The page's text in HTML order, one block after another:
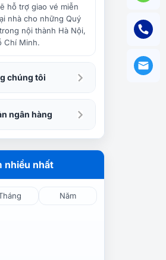
hoa cải trắng
1 Đêm: Hành Trình
Vẻ Đẹp Tây Bắc
lễ hội 2/9 Mộc
Tết Độc Lập của
du lịch Mộc
hoa gì đẹp nhất?
hỗ trợ giao vé miễn
nhà cho những Quý
nội thành Hà Nội,
Chí Minh.
chúng tôi
ngân hàng
nhiều nhất
Năm